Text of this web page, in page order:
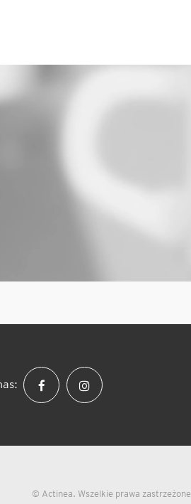
© Actinea. Wszelkie prawa zastrzeżone